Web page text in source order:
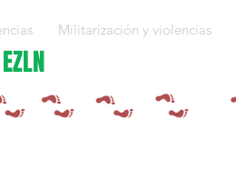
Militarización y violencias